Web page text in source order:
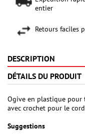
entier
Retours faciles
DESCRIPTION
DÉTAILS DU PRODUIT
Ogive en plastique pour
avec crochet pour le
Suggestions